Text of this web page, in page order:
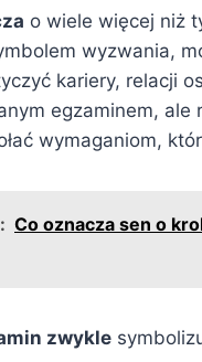
o wiele więcej niż
wyzwania,
kariery, relacji
egzaminem,
wymaganiom,
Co oznacza sen o
zwykle